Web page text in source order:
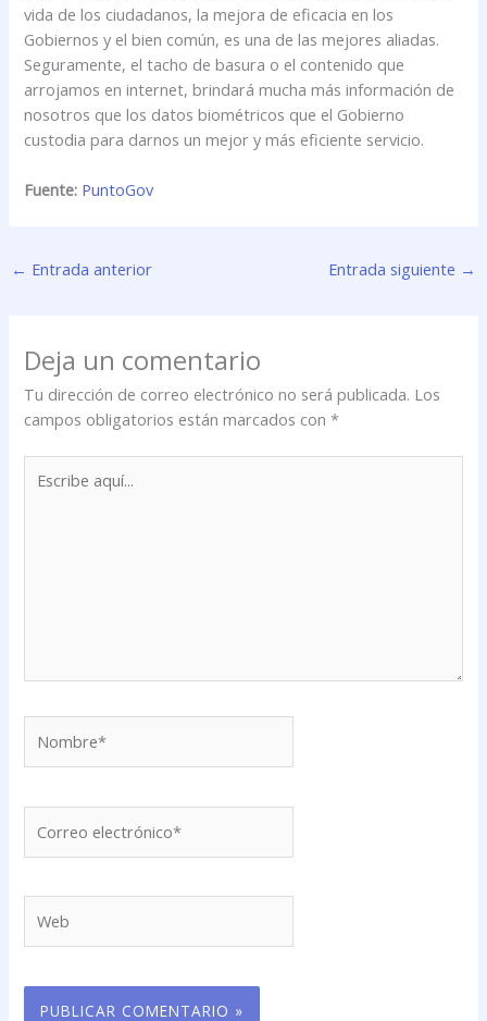
vida de los ciudadanos, la mejora de eficacia en los
Gobiernos y el bien común, es una de las mejores aliadas.
Seguramente, el tacho de basura o el contenido que
arrojamos en internet, brindará mucha más información de
nosotros que los datos biométricos que el Gobierno
custodia para darnos un mejor y más eficiente servicio.
Fuente: PuntoGov
← Entrada anterior Entrada siguiente →
Deja un comentario
Tu dirección de correo electrónico no será publicada. Los
campos obligatorios están marcados con*
aquí...
electrónico*